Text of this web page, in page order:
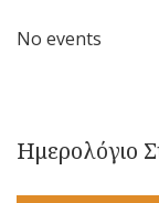
No events
Ημερολόγιο